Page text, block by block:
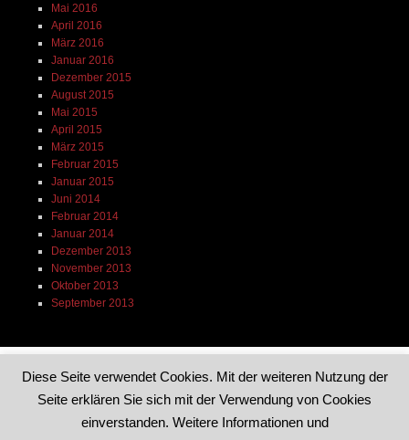
Mai 2016
April 2016
März 2016
Januar 2016
Dezember 2015
August 2015
Mai 2015
April 2015
März 2015
Februar 2015
Januar 2015
Juni 2014
Februar 2014
Januar 2014
Dezember 2013
November 2013
Oktober 2013
September 2013
Diese Seite verwendet Cookies. Mit der weiteren Nutzung der
Seite erklären Sie sich mit der Verwendung von Cookies
einverstanden. Weitere Informationen und